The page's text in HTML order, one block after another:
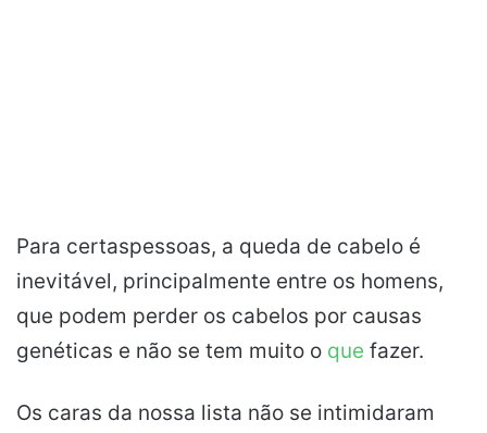
Para certaspessoas, a queda de cabelo é
inevitável, principalmente entre os homens,
que podem perder os cabelos por causas
genéticas e não se tem muito o que fazer.
Os caras da nossa lista não se intimidaram